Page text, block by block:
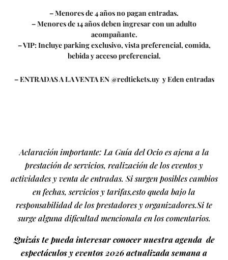
– Menores de 4 años no pagan entradas.
– Menores de 14 años deben ingresar con un adulto
acompañante.
– VIP: Incluye parking exclusivo, vista preferencial, comida,
bebida y acceso preferencial.
– ENTRADAS A LA VENTA EN @redtickets.uy y Eden entradas
Aclaración importante: La Guía del Ocio es ajena a la
prestación de servicios, realización de los eventos y
actividades y venta de entradas. Si surgen posibles cambios
en fechas, servicios y tarifas,esto queda bajo la
responsabilidad de los prestadores y organizadores.Si te
surge alguna dificultad mencionala en los comentarios.
Quizás te pueda interesar conocer nuestra agenda de
espectáculos y eventos 2026 actualizada semana a